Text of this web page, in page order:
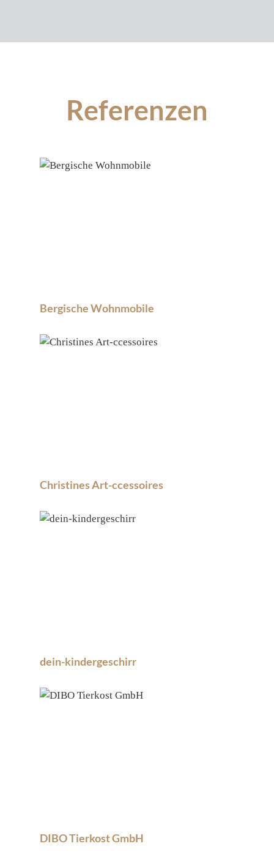
Referenzen
Produktgalerie überspringen
Bergische Wohnmobile
Christines Art-ccessoires
dein-kindergeschirr
DIBO Tierkost GmbH